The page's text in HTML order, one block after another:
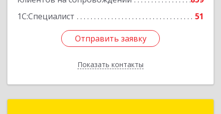
1С:Специалист
51
Отправить заявку
Показать контакты
Отправить заявку
Назад